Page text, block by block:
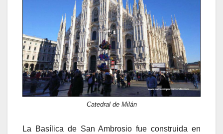
Catedral de Milán
La Basílica de San Ambrosio fue construida en